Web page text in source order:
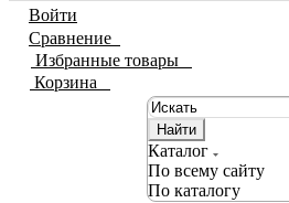
Войти
Сравнение
Избранные товары
Корзина
Найти
Каталог
По всему сайту
По каталогу